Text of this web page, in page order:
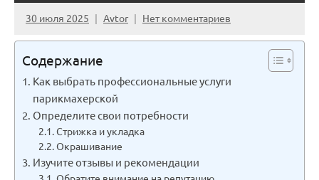
30 июля 2025 Avtor Нет комментариев
Содержание
Как выбрать профессиональные услуги
парикмахерской
Определите свои потребности
Стрижка и укладка
Окрашивание
Изучите отзывы и рекомендации